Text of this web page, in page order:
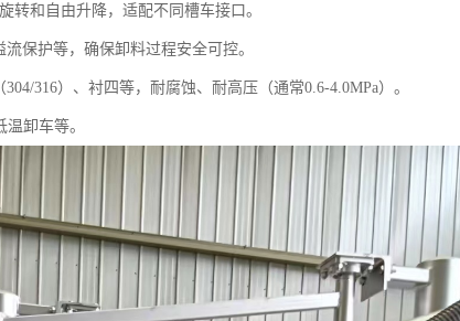
转和自由升降，适配不同槽车接口。
保护等，确保卸料过程安全可控。
316）、衬四等，耐腐蚀、耐高压（通常0.6-4.0MPa）。
卸车等。